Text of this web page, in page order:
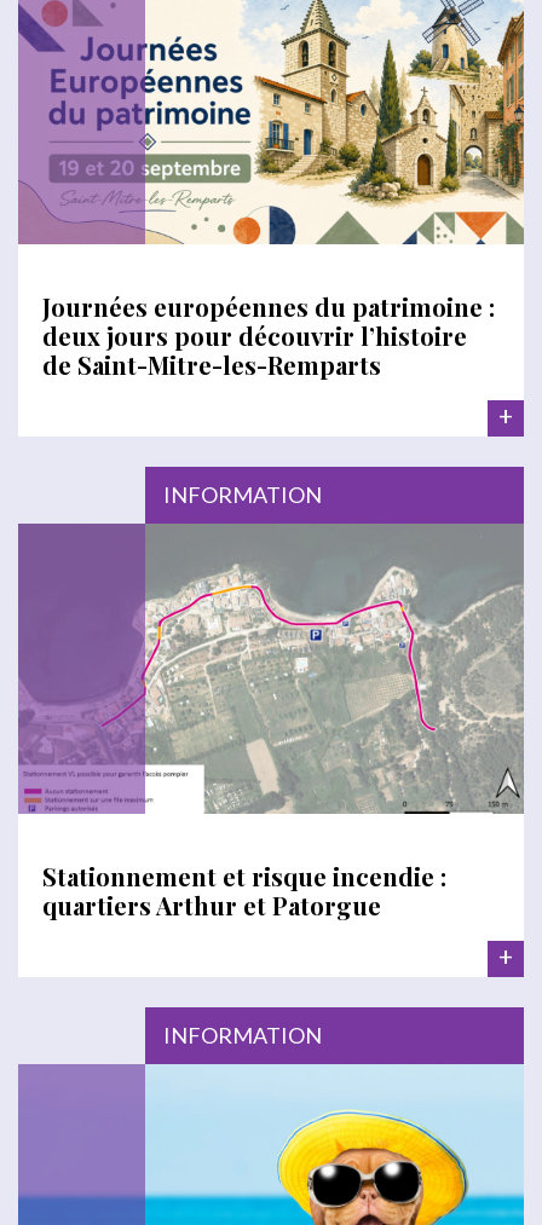
Journées européennes du patrimoine :
deux jours pour découvrir l’histoire
de Saint-Mitre-les-Remparts
+
INFORMATION
Stationnement et risque incendie :
quartiers Arthur et Patorgue
+
INFORMATION